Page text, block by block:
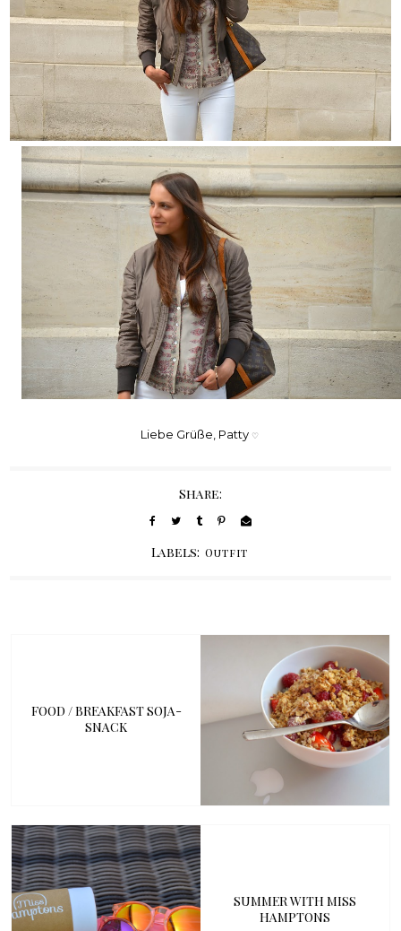
Liebe Grüße, Patty ♡
Share:
Labels: Outfit
FOOD / BREAKFAST SOJA-
SNACK
SUMMER WITH MISS
HAMPTONS